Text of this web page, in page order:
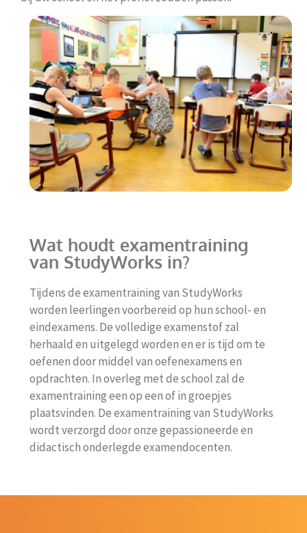
Wat houdt examentraining
van StudyWorks in?
Tijdens de examentraining van StudyWorks
worden leerlingen voorbereid op hun school- en
eindexamens. De volledige examenstof zal
herhaald en uitgelegd worden en er is tijd om te
oefenen door middel van oefenexamens en
opdrachten. In overleg met de school zal de
examentraining een op een of in groepjes
plaatsvinden. De examentraining van StudyWorks
wordt verzorgd door onze gepassioneerde en
didactisch onderlegde examendocenten.